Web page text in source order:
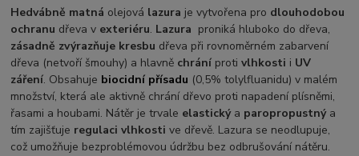
Hedvábně matná olejová lazura je vytvořena pro dlouhodobou
ochranu dřeva v exteriéru. Lazura proniká hluboko do dřeva,
zásadně zvýrazňuje kresbu dřeva při rovnoměrném zabarvení
dřeva (netvoří šmouhy) a hlavně chrání protivlhkosti i UV
záření. Obsahuje biocidní přísadu (0,5% tolylfluanidu) v malém
množství, která ale aktivně chrání dřevo proti napadení plísněmi,
řasami a houbami. Nátěr je trvale elastický a paropropustnýa
tím zajišťuje regulaci vlhkosti ve dřevě. Lazura se neodlupuje,
což umožňuje bezproblémovou údržbu bez odbrušování nátěru.